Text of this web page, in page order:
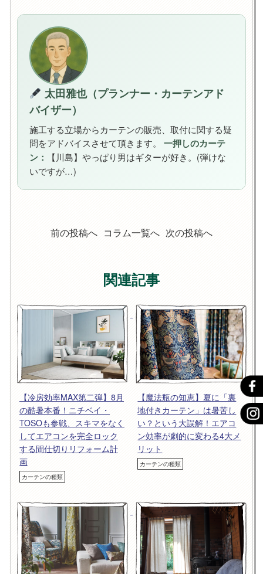
太田雅也（プランナー・カーテンアド
バイザー）
施工する立場からカーテンの販売、取付に関する疑
問をアドバイスさせて頂きます。 一押しのカーテ
ン：
【川島】やっぱり男はギターが好き。(弾けな
いですが…)
前の投稿へ コラム一覧へ 次の投稿へ
関連記事
【冷房効率MAX第二弾】8月
の酷暑本番！ニチベイ・
TOSOも参戦、スキマをなく
してエアコンを完全ロック
する間仕切りリフォーム計
画
カーテンの種類
【魔法瓶の知恵】夏に「裏
地付きカーテン」は暑苦し
い？という大誤解！エアコ
ン効率が劇的に変わる4大メ
リット
カーテンの種類